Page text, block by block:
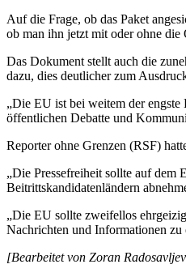
Auf die Frage, ob das Paket
ob man ihn jetzt mit oder ohne
Das Dokument stellt auch die
dazu, dies deutlicher zum
„Die EU ist bei weitem der
öffentlichen Debatte und
Reporter ohne Grenzen (RSF)
„Die Pressefreiheit sollte auf dem
Beitrittskandidatenländern
„Die EU sollte zweifellos
Nachrichten und Informationen
[Bearbeitet von Zoran